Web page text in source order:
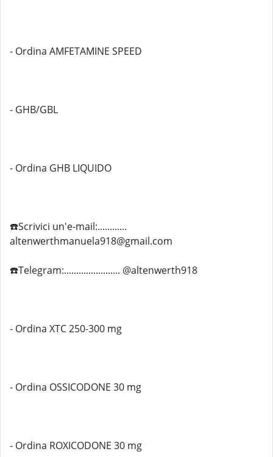
- Ordina AMFETAMINE SPEED
- GHB/GBL
- Ordina GHB LIQUIDO
☎️Scrivici un'e-mail:............
altenwerthmanuela918@gmail.com
☎️Telegram:....................... @altenwerth918
- Ordina XTC 250-300 mg
- Ordina OSSICODONE 30 mg
- Ordina ROXICODONE 30 mg